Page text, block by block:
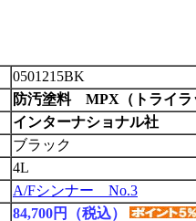
0501215BK
防汚塗料 MPX（トライ
インターナショナル社
ブラック
4L
A/Fシンナー No.3
84,700円（税込）